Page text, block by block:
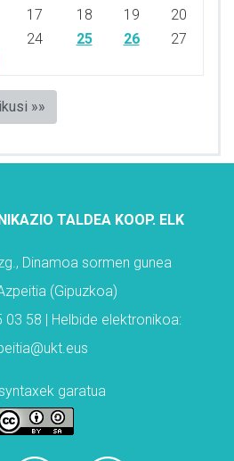
17 18 19
20
24 25 26
27
»»
TALDEA KOOP. ELK
Dinamoa sormen gunea
(Gipuzkoa)
58 | Helbide elektronikoa:
garatua